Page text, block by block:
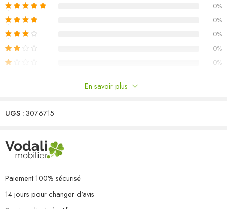
H)
Dimensions du coussin de siège : 70 x 70 x 8 cm (L x l x é)
Dimensions du coussin de dossier/latéral : 70 x 40 x 8 cm (L x l x
é)
L’assemblage est requis
8 x coussin de siège
0%
0%
0%
0%
0%
Il n'y a pas encore de critiques.
En savoir plus
UGS :3076715
Paiement 100% sécurisé
14 jours pour changer d'avis